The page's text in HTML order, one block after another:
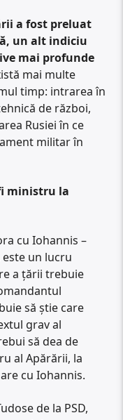
a fost preluat
un alt indiciu
mai profunde
mai multe
timp: intrarea în
de război,
Rusiei în ce
militar în
ministru la
cu Iohannis –
un lucru
a țării trebuie
să știe care
grav al
să dea de
al Apărării, la
cu Iohannis.
de la PSD,